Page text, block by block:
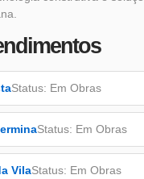
Status: Em Obras
Status: Em Obras
VilaStatus: Em Obras